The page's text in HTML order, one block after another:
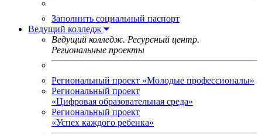
Заполнить социальный паспорт
Ведущий колледж
Ведущий колледж. Ресурсный центр.
Региональные проекты
Региональный проект «Молодые профессионалы»
Региональный проект
«Цифровая образовательная среда»
Региональный проект
«Успех каждого ребенка»